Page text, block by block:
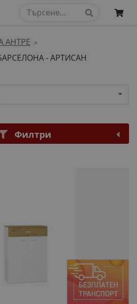
АНТРЕ »
- АРТИСАН
Филтри